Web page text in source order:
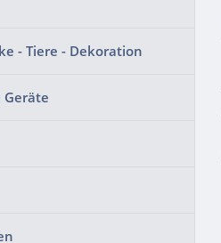
- Tiere - Dekoration
Geräte